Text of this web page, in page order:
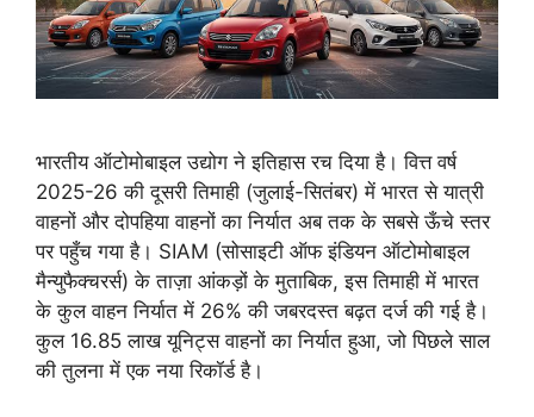
भारतीय ऑटोमोबाइल उद्योग ने इतिहास रच दिया है। वित्त वर्ष
2025-26 की दूसरी तिमाही (जुलाई-सितंबर) में भारत से यात्री
वाहनों और दोपहिया वाहनों का निर्यात अब तक के सबसे ऊँचे स्तर
पर पहुँच गया है। SIAM (सोसाइटी ऑफ इंडियन ऑटोमोबाइल
मैन्युफैक्चरर्स) के ताज़ा आंकड़ों के मुताबिक, इस तिमाही में भारत
के कुल वाहन निर्यात में 26% की जबरदस्त बढ़त दर्ज की गई है।
कुल 16.85 लाख यूनिट्स वाहनों का निर्यात हुआ, जो पिछले साल
की तुलना में एक नया रिकॉर्ड है।